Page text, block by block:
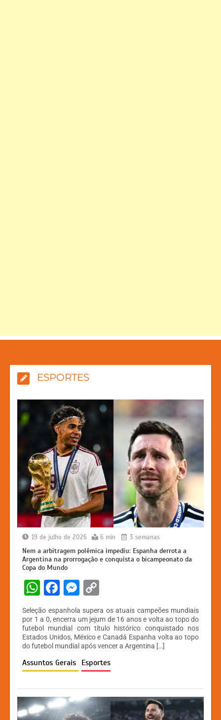
ESPORTES
19 de julho de 2026 6 min 3 semanas
Nem a arbitragem polêmica impediu: Espanha derrota a
Argentina na prorrogação e conquista o bicampeonato da
Copa do Mundo
W
h
at
s
A
p
F
a
c
e
b
o
k
M
s
s
e
n
er
p
y
Li
n
Seleção espanhola supera os atuais campeões mundiais
por 1 a 0, encerra um jejum de 16 anos e volta ao topo do
futebol mundial com título histórico conquistado nos
Estados Unidos, México e Canadá Espanha volta ao topo
do futebol mundial após vencer a Argentina […]
Assuntos Gerais Esportes